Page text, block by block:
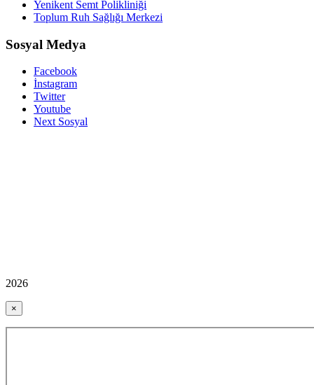
Yenikent Semt Polikliniği
Toplum Ruh Sağlığı Merkezi
Sosyal Medya
Facebook
İnstagram
Twitter
Youtube
Next Sosyal
2026
×